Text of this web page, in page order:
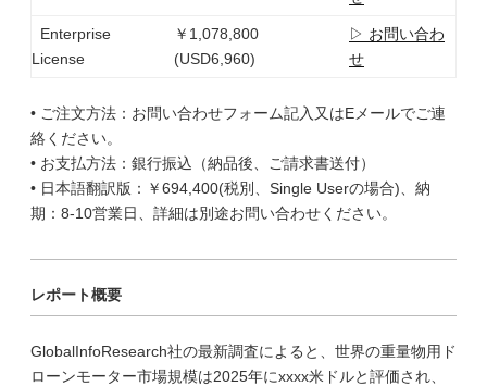
Enterprise
License
￥1,078,800
(USD6,960)
▷ お問い合わ
せ
• ご注文方法：お問い合わせフォーム記入又はEメールでご連
絡ください。
• お支払方法：銀行振込（納品後、ご請求書送付）
• 日本語翻訳版：￥694,400(税別、Single Userの場合)、納
期：8-10営業日、詳細は別途お問い合わせください。
レポート概要
GlobalInfoResearch社の最新調査によると、世界の重量物用ド
ローンモーター市場規模は2025年にxxxx米ドルと評価され、